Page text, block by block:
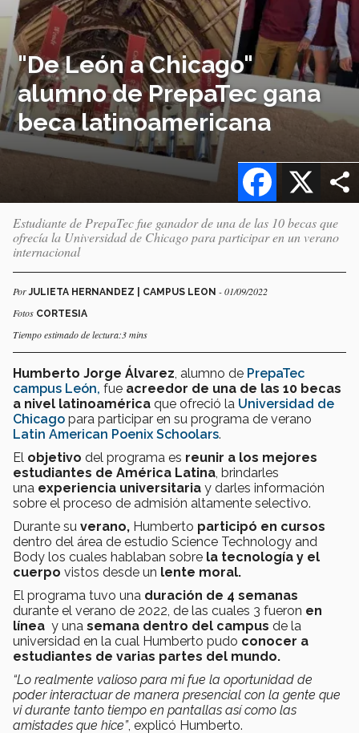
"De León a Chicago"
alumno de PrepaTec gana
beca latinoamericana
X
Facebook
Estudiante de PrepaTec fue ganador de una de las 10 becas que
ofrecía la Universidad de Chicago para participar en un verano
internacional
PorJULIETA HERNANDEZ | CAMPUS LEON - 01/09/2022
Fotos CORTESIA
Tiempo estimado de lectura:3 mins
Humberto Jorge Álvarez , alumno de PrepaTec
campus León, fue acreedor de una de las 10 becas
a nivel latinoamérica que ofreció la Universidad de
Chicago para participar en su programa de verano
Latin American Poenix Schoolars.
El objetivo del programa es reunir a los mejores
estudiantes de América Latina , brindarles
una experiencia universitaria y darles información
sobre el proceso de admisión altamente selectivo.
Durante su verano, Humberto participó en cursos
dentro del área de estudio Science Technology and
Body los cuales hablaban sobre la tecnología y el
cuerpo vistos desde un lente moral.
El programa tuvo una duración de 4 semanas
durante el verano de 2022, de las cuales 3 fueron en
línea y una semana dentro del campus de la
universidad en la cual Humberto pudo conocer a
estudiantes de varias partes del mundo.
“Lo realmente valioso para mi fue la oportunidad de
poder interactuar de manera presencial con la gente que
vi durante tanto tiempo en pantallas así como las
amistades que hice”, explicó Humberto.